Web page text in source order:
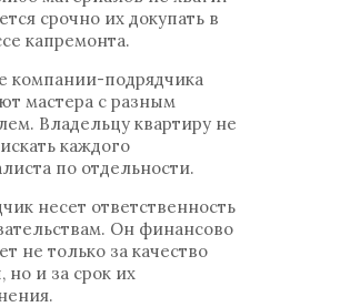
срочно их докупать в
капремонта.
компании-подрядчика
мастера с разным
Владельцу квартиру не
каждого
по отдельности.
несет ответственность
Он финансово
не только за качество
но и за срок их